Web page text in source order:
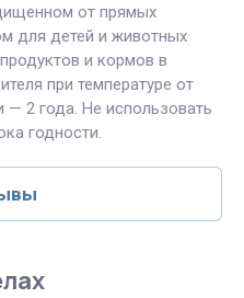
от прямых
для детей и животных
и кормов в
при температуре от
— 2 года. Не использовать
годности.